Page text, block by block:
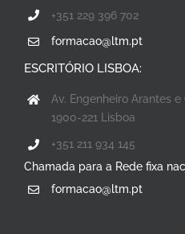
+351 229 396 702
formacao@ltm.pt
ESCRITÓRIO LISBOA:
Av. Engenheiro Arantes
1900-221 Lisboa
+351 211 934 145
Chamada para a Rede fixa
formacao@ltm.pt